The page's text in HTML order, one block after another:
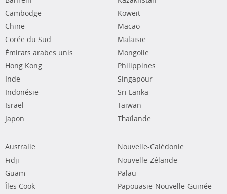
Cambodge
Chine
Corée du Sud
Émirats arabes unis
Hong Kong
Inde
Indonésie
Israël
Japon
Koweit
Macao
Malaisie
Mongolie
Philippines
Singapour
Sri Lanka
Taiwan
Thaïlande
Australie
Fidji
Guam
Îles Cook
Nouvelle-Calédonie
Nouvelle-Zélande
Palau
Papouasie-Nouvelle-Guinée